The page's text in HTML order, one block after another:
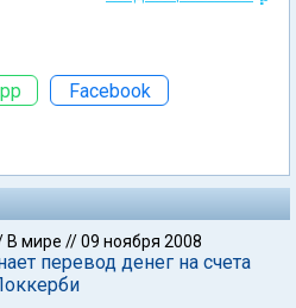
Facebook
В мире //09 ноября 2008
перевод денег на счета